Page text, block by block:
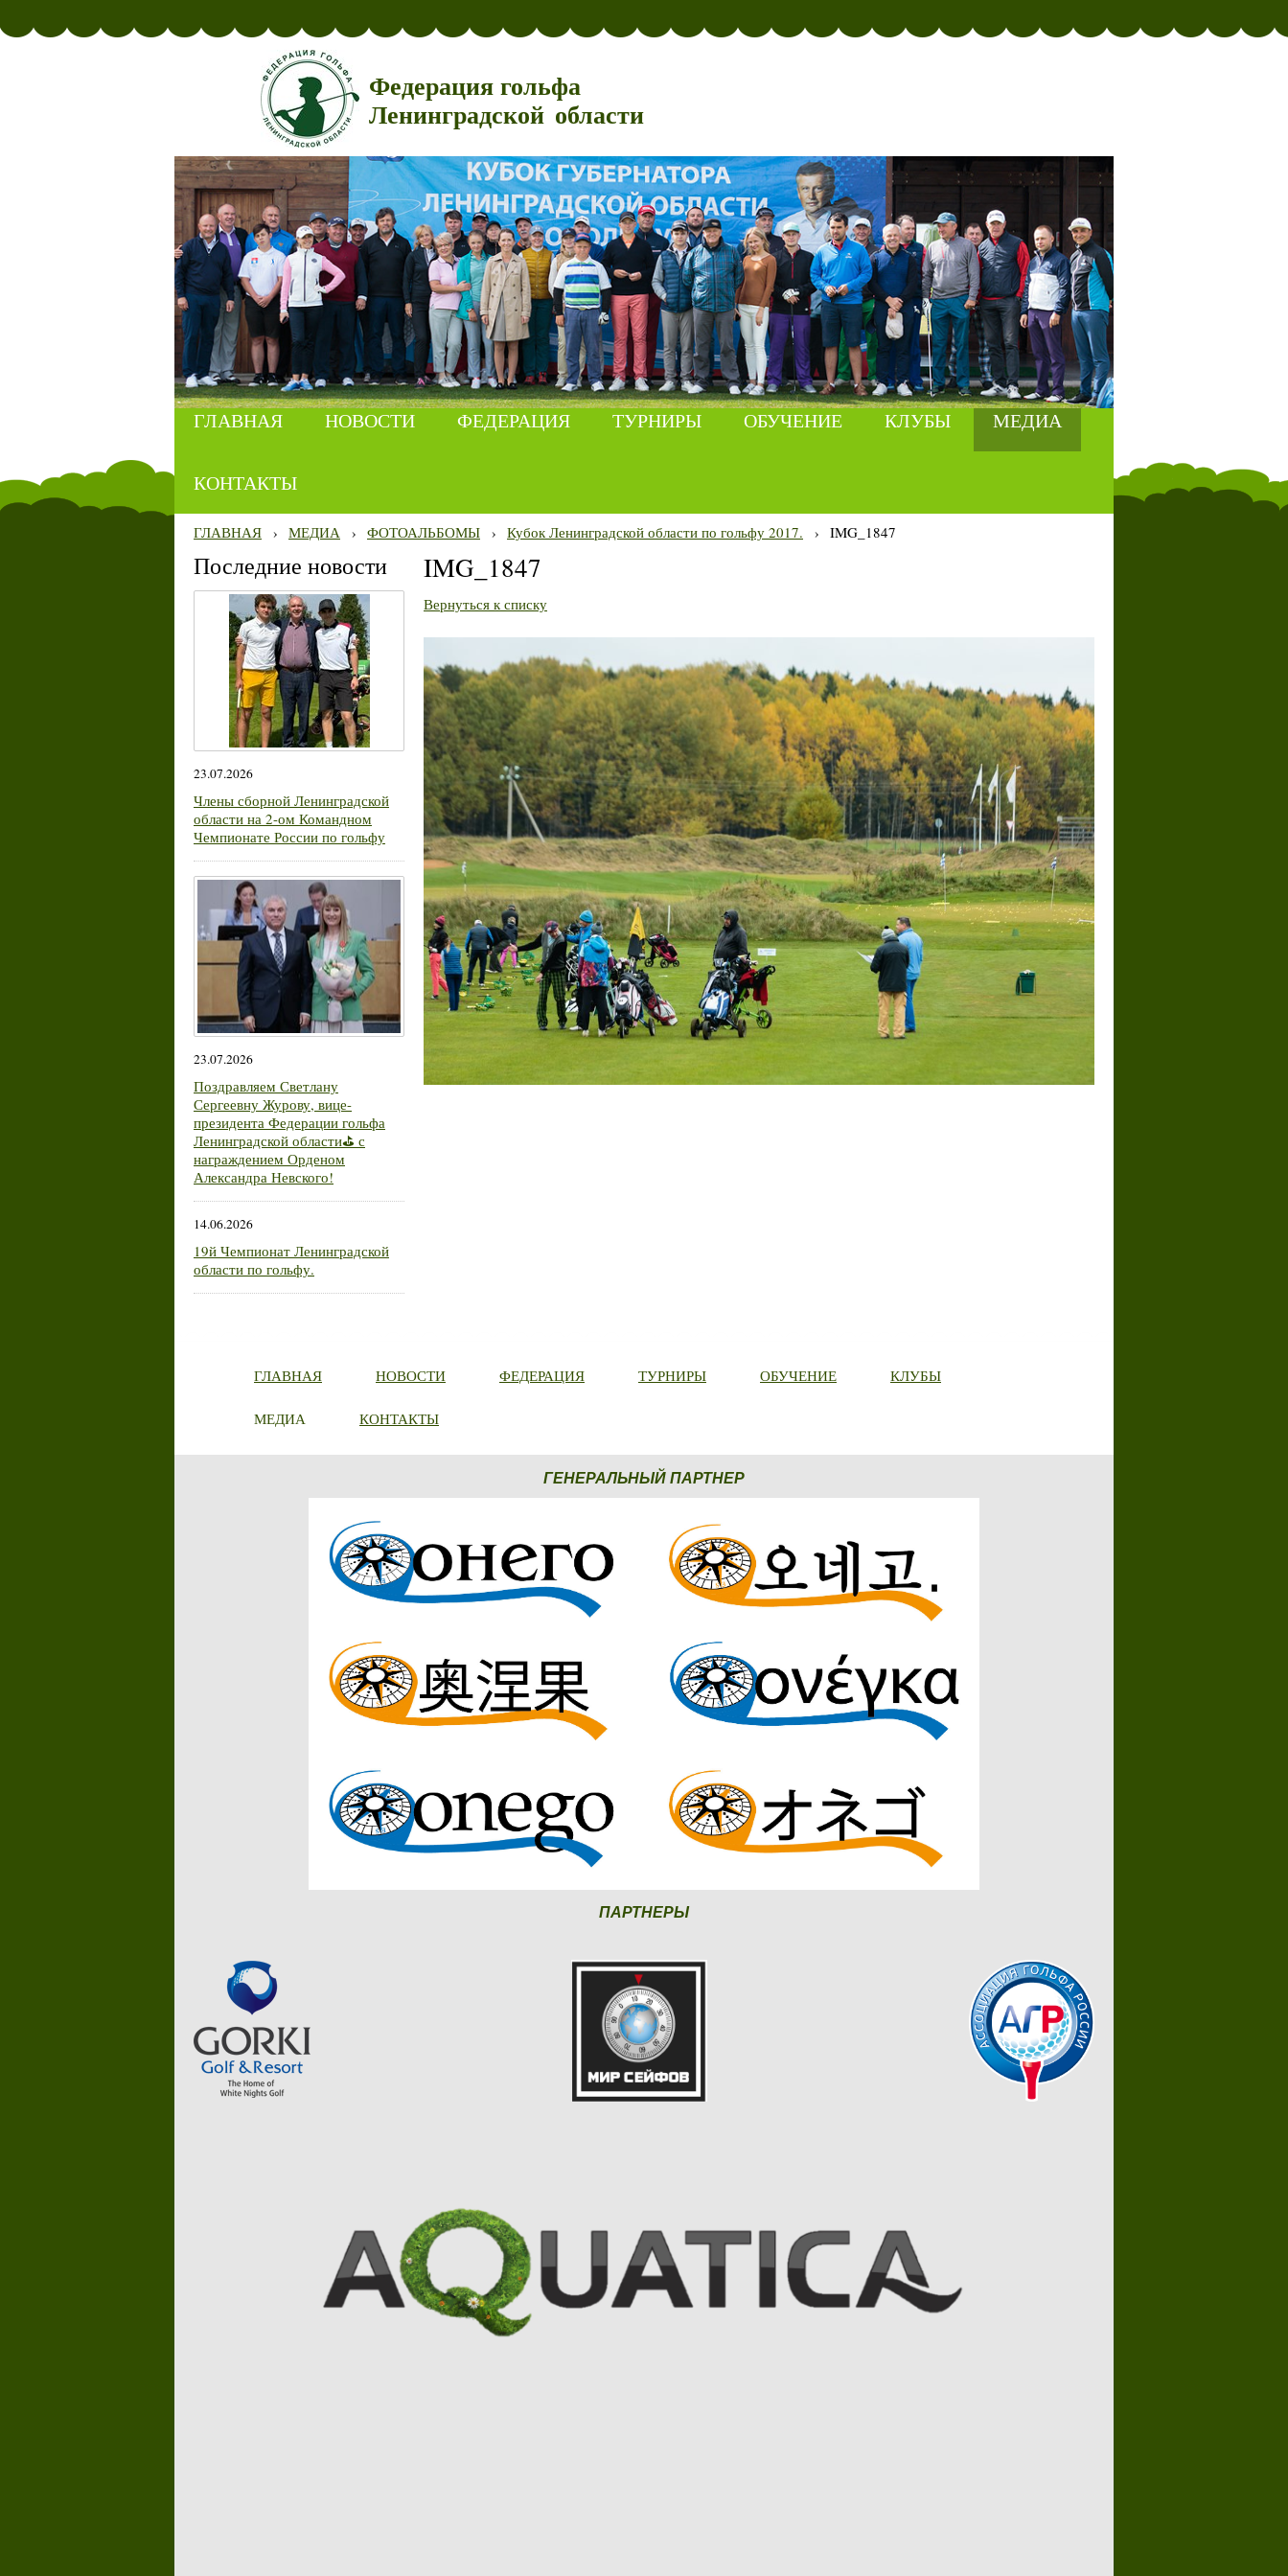
Федерация гольфа
Ленинградской области
ГЛАВНАЯ НОВОСТИ ФЕДЕРАЦИЯ ТУРНИРЫ ОБУЧЕНИЕ КЛУБЫ МЕДИА
КОНТАКТЫ
ГЛАВНАЯ › МЕДИА › ФОТОАЛЬБОМЫ › Кубок Ленинградской области по гольфу 2017. › IMG_1847
Последние новости
23.07.2026
Члены сборной Ленинградской
области на 2-ом Командном
Чемпионате России по гольфу
23.07.2026
Поздравляем Светлану
Сергеевну Журову, вице-
президента Федерации гольфа
Ленинградской области⛳ с
награждением Орденом
Александра Невского!
14.06.2026
19й Чемпионат Ленинградской
области по гольфу.
IMG_1847
Вернуться к списку
ГЛАВНАЯ НОВОСТИ ФЕДЕРАЦИЯ ТУРНИРЫ ОБУЧЕНИЕ КЛУБЫ
МЕДИА КОНТАКТЫ
ГЕНЕРАЛЬНЫЙ ПАРТНЕР
ПАРТНЕРЫ